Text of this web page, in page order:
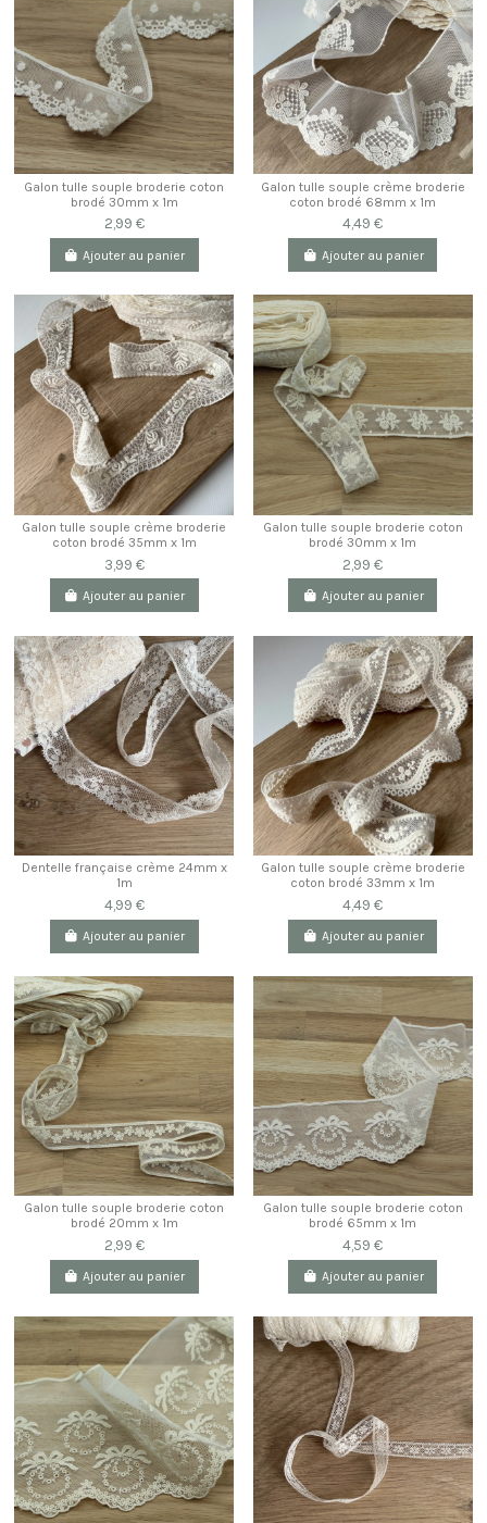
Galon tulle souple broderie coton
brodé 30mm x 1m
2,99 €
Ajouter au panier
Galon tulle souple crème broderie
coton brodé 68mm x 1m
4,49 €
Ajouter au panier
Galon tulle souple crème broderie
coton brodé 35mm x 1m
3,99 €
Ajouter au panier
Galon tulle souple broderie coton
brodé 30mm x 1m
2,99 €
Ajouter au panier
Dentelle française crème 24mm x
1m
4,99 €
Ajouter au panier
Galon tulle souple crème broderie
coton brodé 33mm x 1m
4,49 €
Ajouter au panier
Galon tulle souple broderie coton
brodé 20mm x 1m
2,99 €
Ajouter au panier
Galon tulle souple broderie coton
brodé 65mm x 1m
4,59 €
Ajouter au panier